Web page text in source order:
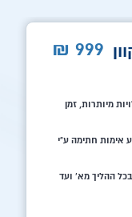
999
₪
מיותרות, זמן
אימות חתימה ע"י
בכל ההליך מא' ועד